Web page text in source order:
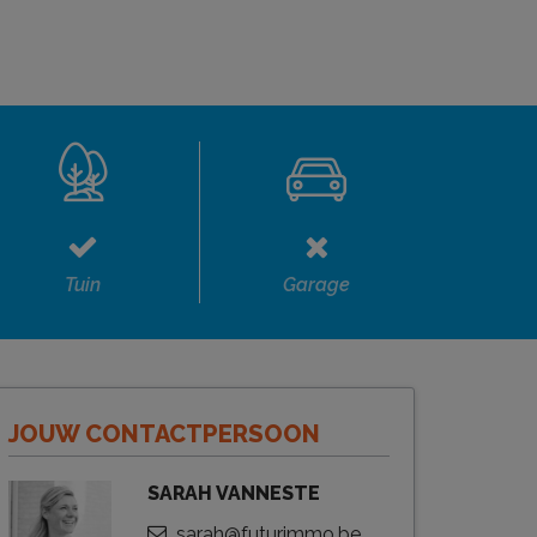
Tuin Garage
JOUW CONTACTPERSOON
SARAH VANNESTE